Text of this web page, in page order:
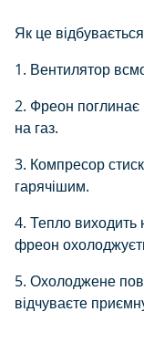
Як це
1. Вентилятор
2. Фреон поглинає
на газ.
3. Компресор
гарячішим.
4. Тепло виходить
фреон
5. Охолоджене
відчуваєте